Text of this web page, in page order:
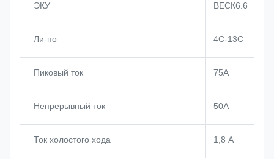
ЭКУ ВЕСК6.6
Ли-по 4С-13С
Пиковый ток 75А
Непрерывный ток 50А
Ток холостого хода 1,8 А